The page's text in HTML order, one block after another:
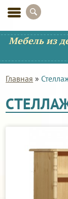
Мебель из
Главная »